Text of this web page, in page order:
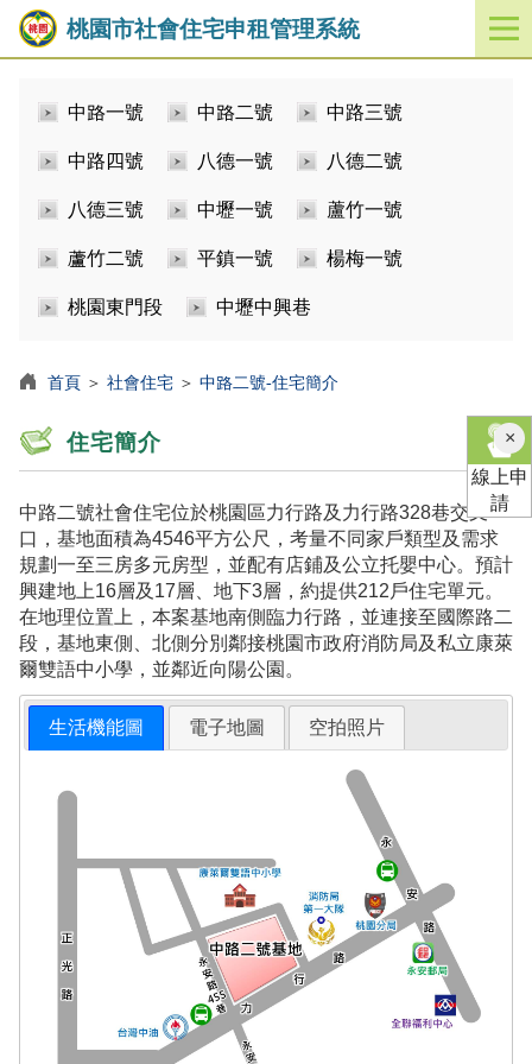
桃園市社會住宅申租管理系統
開
啟
中路一號 中路二號 中路三號
中路四號 八德一號 八德二號
八德三號 中壢一號 蘆竹一號
蘆竹二號 平鎮一號 楊梅一號
桃園東門段 中壢中興巷
首頁 ＞ 社會住宅 ＞ 中路二號-住宅簡介
住宅簡介
中路二號社會住宅位於桃園區力行路及力行路328巷交叉
口，基地面積為4546平方公尺，考量不同家戶類型及需求
規劃一至三房多元房型，並配有店鋪及公立托嬰中心。預計
興建地上16層及17層、地下3層，約提供212戶住宅單元。
在地理位置上，本案基地南側臨力行路，並連接至國際路二
段，基地東側、北側分別鄰接桃園市政府消防局及私立康萊
爾雙語中小學，並鄰近向陽公園。
生活機能圖 電子地圖 空拍照片
×關
閉
線上申
請